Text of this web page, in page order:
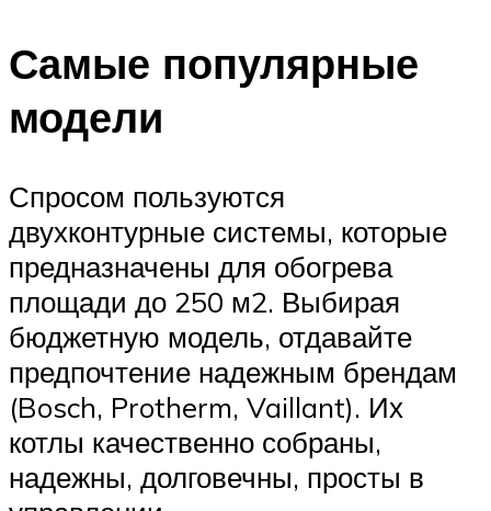
Самые популярные
модели
Спросом пользуются
двухконтурные системы, которые
предназначены для обогрева
площади до 250 м2. Выбирая
бюджетную модель, отдавайте
предпочтение надежным брендам
(Bosch, Protherm, Vaillant). Их
котлы качественно собраны,
надежны, долговечны, просты в